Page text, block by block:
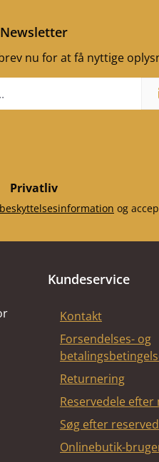
Newsletter
nu for at få nyttige
Privatliv
og
Kundeservice
Kontakt
Forsendelses- og
Returnering
Reservedele
Søg efter
Onlinebutik-